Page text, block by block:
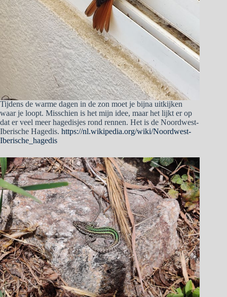
Tijdens de warme dagen in de zon moet je bijna uitkijken
waar je loopt. Misschien is het mijn idee, maar het lijkt er op
dat er veel meer hagedisjes rond rennen. Het is de Noordwest-
Iberische Hagedis. https://nl.wikipedia.org/wiki/Noordwest-
Iberische_hagedis